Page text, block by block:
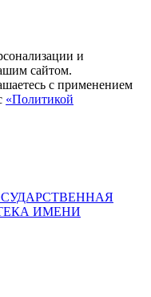
и
сайтом.
с применением
«Политикой
ИМЕНИ